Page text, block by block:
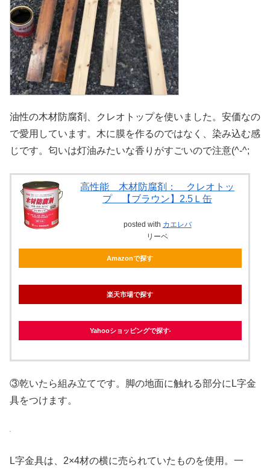
油性の木材防腐剤、クレオトップを使いました。安価なの
で愛用しています。木に膜を作るのではなく、染み込む感
じです。匂いは灯油みたいな香りがすごいので注意(^-^;
高性能 木材防腐剤： クレオトッ
プ 【ブラウン】2.5Ｌ缶
posted with カエレバ
リーベ
Amazonで探す
楽天市場で探す
Yahooショッピングで探す
③乾いたら組み立てです。脚の地面に触れる部分にL字金
具をつけます。
L字金具は、2×4材の横に売られていたものを使用。一